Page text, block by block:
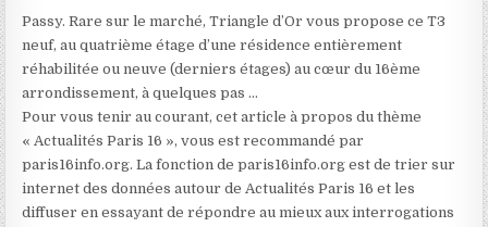
Passy. Rare sur le marché, Triangle d’Or vous propose ce T3
neuf, au quatrième étage d’une résidence entièrement
réhabilitée ou neuve (derniers étages) au cœur du 16ème
arrondissement, à quelques pas …
Pour vous tenir au courant, cet article à propos du thème
« Actualités Paris 16 », vous est recommandé par
paris16info.org. La fonction de paris16info.org est de trier sur
internet des données autour de Actualités Paris 16 et les
diffuser en essayant de répondre au mieux aux interrogations